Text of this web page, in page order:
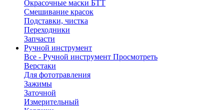
Окрасочные маски БТТ
Смешивание красок
Подставки, чистка
Переходники
Запчасти
Ручной инструмент
Все - Ручной инструмент Просмотреть
Верстаки
Для фототравления
Зажимы
Заточной
Измерительный